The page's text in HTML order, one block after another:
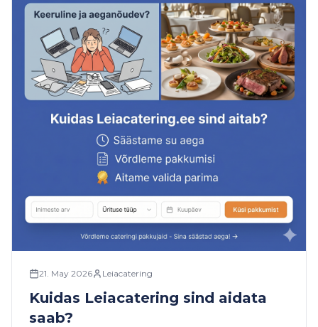
21. May 2026 Leiacatering
Kuidas Leiacatering sind aidata
saab?